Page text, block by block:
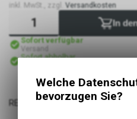
inkl. MwSt., zzgl. Versandkosten
In
Sofort verfügbar
Versand
Sofort abholbar
REKON
Welche
bevorzugen Sie?